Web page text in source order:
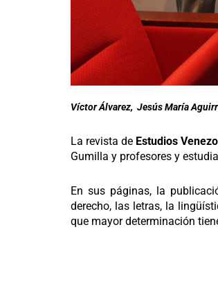
Víctor Álvarez, Jesús María
La revista de Estudios
Gumilla y profesores y
En sus páginas, la
derecho, las letras, la
que mayor determinación